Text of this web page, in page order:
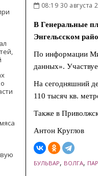
08:19 30 августа
В Генеральные
Энгельсском
По информации
данных».
На сегодняшний
110 тысяч кв.
Также в
Антон Круглов
БУЛЬВАР, ВОЛГА,